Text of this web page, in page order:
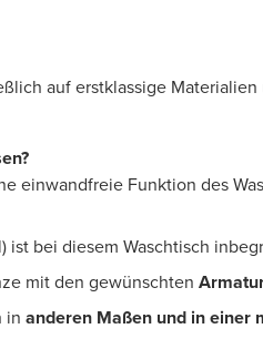
auf erstklassige
einwandfreie Funktion des
ist bei diesem Waschtisch
mit den gewünschten
in anderen Maßen und in einer